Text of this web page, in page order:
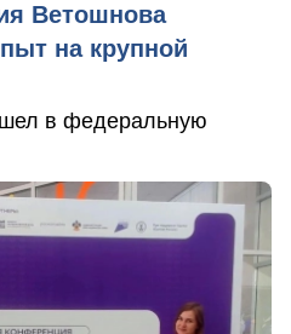
Ветошнова
на крупной
в федеральную